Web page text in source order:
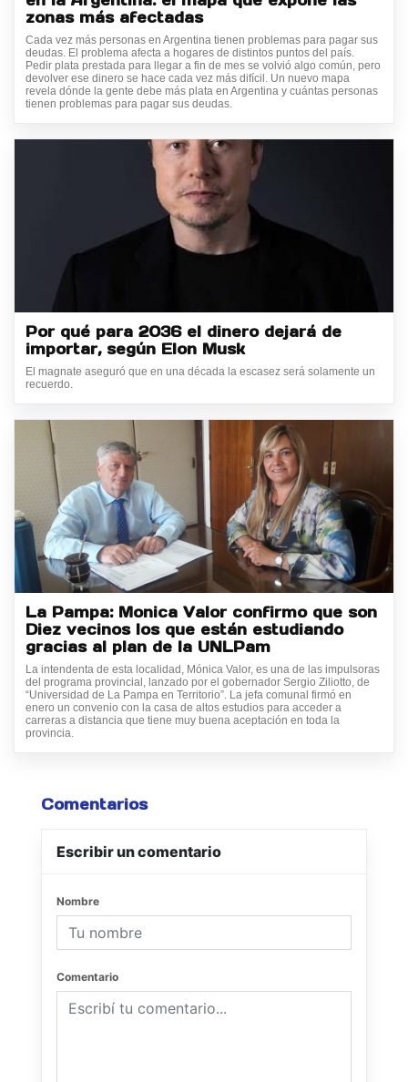
zonas más afectadas
Cada vez más personas en Argentina tienen problemas para pagar sus
deudas. El problema afecta a hogares de distintos puntos del país.
Pedir plata prestada para llegar a fin de mes se volvió algo común, pero
devolver ese dinero se hace cada vez más difícil. Un nuevo mapa
revela dónde la gente debe más plata en Argentina y cuántas personas
tienen problemas para pagar sus deudas.
Por qué para 2036 el dinero dejará de
importar, según Elon Musk
El magnate aseguró que en una década la escasez será solamente un
recuerdo.
La Pampa: Monica Valor confirmo que son
Diez vecinos los que están estudiando
gracias al plan de la UNLPam
La intendenta de esta localidad, Mónica Valor, es una de las impulsoras
del programa provincial, lanzado por el gobernador Sergio Ziliotto, de
“Universidad de La Pampa en Territorio”. La jefa comunal firmó en
enero un convenio con la casa de altos estudios para acceder a
carreras a distancia que tiene muy buena aceptación en toda la
provincia.
Comentarios
Escribir un comentario
Nombre
Comentario